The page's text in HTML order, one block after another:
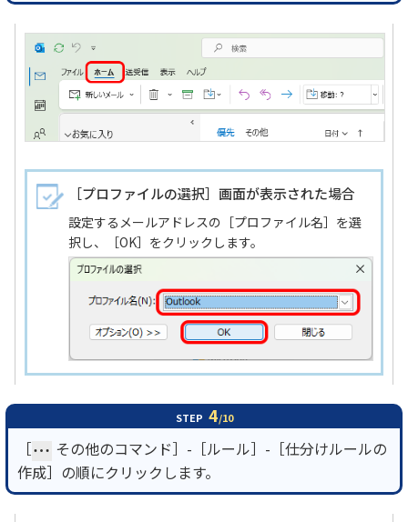
［プロファイルの選択］画面が表示された場合
設定するメールアドレスの［プロファイル名］を選
択し、［OK］をクリックします。
STEP 4/10
［
その他のコマンド］-［ルール］-［仕分けルールの
作成］の順にクリックします。